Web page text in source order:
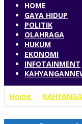
HOME
GAYA HIDUP
POLITIK
OLAHRAGA
HUKUM
EKONOMI
INFOTAINMENT
Home